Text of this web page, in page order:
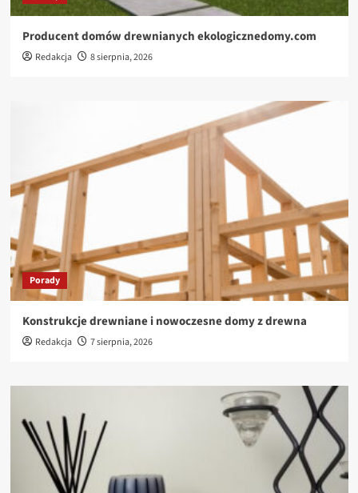
Producent domów drewnianych ekologicznedomy.com
Redakcja 8 sierpnia, 2026
Porady
Konstrukcje drewniane i nowoczesne domy z drewna
Redakcja 7 sierpnia, 2026